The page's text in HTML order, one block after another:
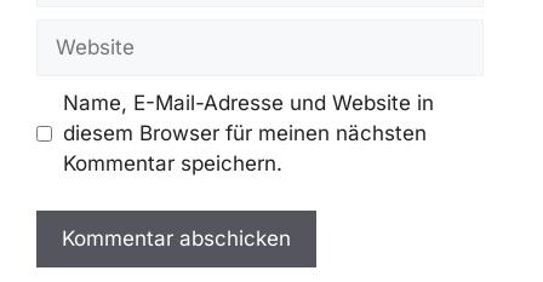
Website
Name, E-Mail-Adresse und Website in
diesem Browser für meinen nächsten
Kommentar speichern.